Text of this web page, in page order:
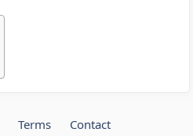
Terms Contact